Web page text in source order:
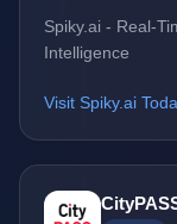
Spiky.ai - Real-
Intelligence
Visit Spiky.ai